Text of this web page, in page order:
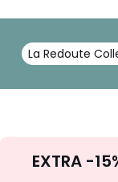
La Redoute
EXTRA -